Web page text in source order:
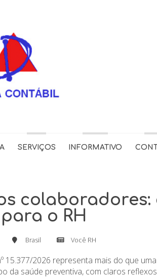
SERVIÇOS INFORMATIVO
colaboradores:
o RH
Brasil Você RH
15.377/2026 representa mais do que
da saúde preventiva, com claros